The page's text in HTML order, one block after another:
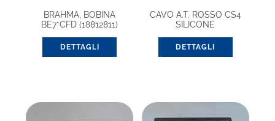
BRAHMA, BOBINA
BE7*CFD (18812811)
DETTAGLI
CAVO A.T. ROSSO CS4
SILICONE
DETTAGLI